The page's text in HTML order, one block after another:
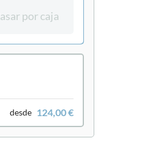
Pasar por caja
desde 124,00 €